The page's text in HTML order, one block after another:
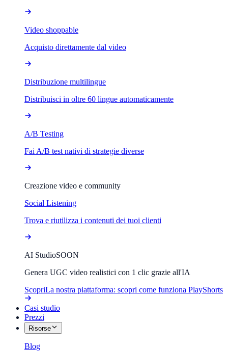
Video shoppable
Acquisto direttamente dal video
Distribuzione multilingue
Distribuisci in oltre 60 lingue automaticamente
A/B Testing
Fai A/B test nativi di strategie diverse
Creazione video e community
Social Listening
Trova e riutilizza i contenuti dei tuoi clienti
AI StudioSOON
Genera UGC video realistici con 1 clic grazie all'IA
ScopriLa nostra piattaforma: scopri come funziona PlayShorts
Casi studio
Prezzi
Risorse
Blog